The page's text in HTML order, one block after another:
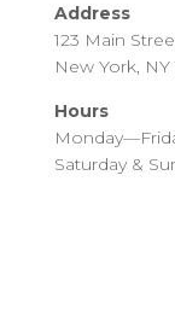
Address
123 Main
New York, NY
Hours
Saturday &